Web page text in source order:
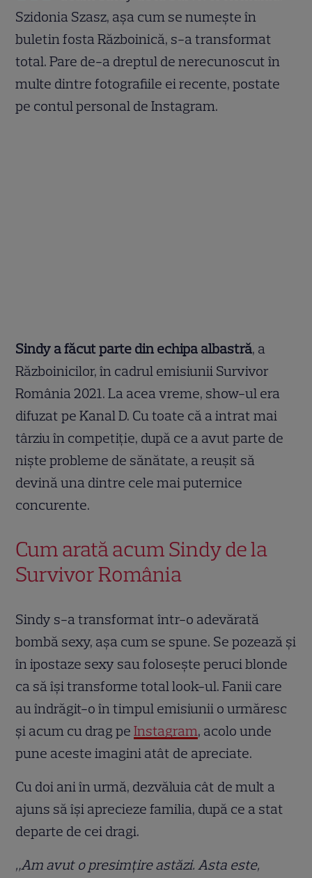
Szidonia Szasz, așa cum se numește în
buletin fosta Războinică, s-a transformat
total. Pare de-a dreptul de nerecunoscut în
multe dintre fotografiile ei recente, postate
pe contul personal de Instagram.
Sindy a făcut parte din echipa albastră, a
Războinicilor, în cadrul emisiunii Survivor
România 2021. La acea vreme, show-ul era
difuzat pe Kanal D. Cu toate că a intrat mai
târziu în competiție, după ce a avut parte de
niște probleme de sănătate, a reușit să
devină una dintre cele mai puternice
concurente.
Cum arată acum Sindy de la
Survivor România
Sindy s-a transformat într-o adevărată
bombă sexy, așa cum se spune. Se pozează și
în ipostaze sexy sau folosește peruci blonde
ca să își transforme total look-ul. Fanii care
au îndrăgit-o în timpul emisiunii o urmăresc
și acum cu drag peInstagram, acolo unde
pune aceste imagini atât de apreciate.
Cu doi ani în urmă, dezvăluia cât de mult a
ajuns să își aprecieze familia, după ce a stat
departe de cei dragi.
„Am avut o presimțire astăzi. Asta este,